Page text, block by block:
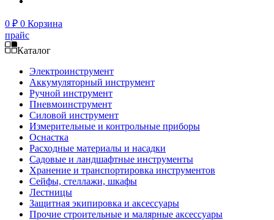
0 ₽ 0 Корзина
прайс
Каталог
Электроинструмент
Аккумуляторный инструмент
Ручной инструмент
Пневмоинструмент
Силовой инструмент
Измерительные и контрольные приборы
Оснастка
Расходные материалы и насадки
Садовые и ландшафтные инструменты
Хранение и транспортировка инструментов
Сейфы, стеллажи, шкафы
Лестницы
Защитная экипировка и аксессуары
Прочие строительные и малярные аксессуары